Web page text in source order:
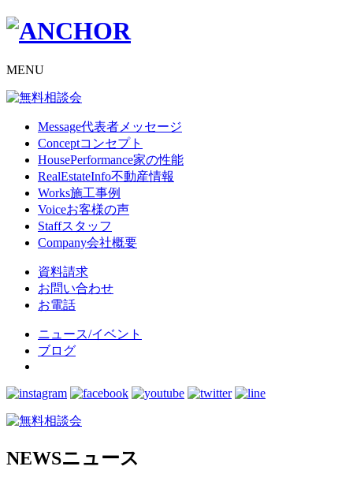
MENU
Message代表者メッセージ
Conceptコンセプト
HousePerformance家の性能
RealEstateInfo不動産情報
Works施工事例
Voiceお客様の声
Staffスタッフ
Company会社概要
資料請求
お問い合わせ
お電話
ニュース/イベント
ブログ
NEWSニュース